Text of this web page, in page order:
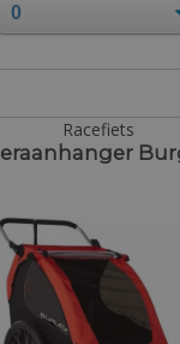
Racefiets